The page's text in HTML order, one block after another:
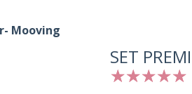
Mooving
SET